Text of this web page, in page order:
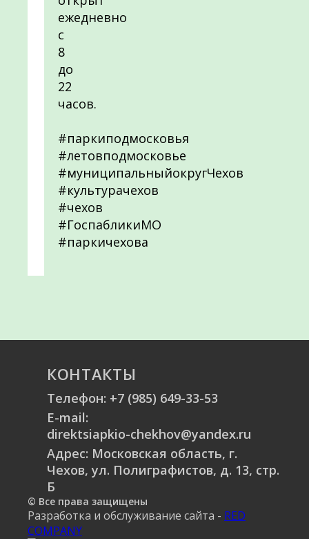
ежедневно
с
8
до
22
часов.
#паркиподмосковья
#летовподмосковье
#муниципальныйокругЧехов
#культурачехов
#чехов
#ГоспабликиМО
#паркичехова
КОНТАКТЫ
Телефон: +7 (985) 649-33-53
E-mail:
direktsiapkio-chekhov@yandex.ru
Адрес: Московская область, г.
Чехов, ул. Полиграфистов, д. 13, стр.
Б
© Все права защищены
Разработка и обслуживание сайта - RED
COMPANY